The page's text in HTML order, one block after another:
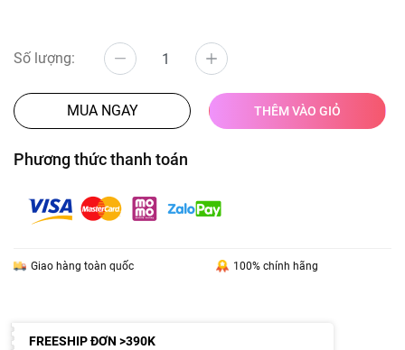
Số lượng:
MUA NGAY THÊM VÀO GIỎ
Phương thức thanh toán
Giao hàng toàn quốc 100% chính hãng
FREESHIP ĐƠN >390K